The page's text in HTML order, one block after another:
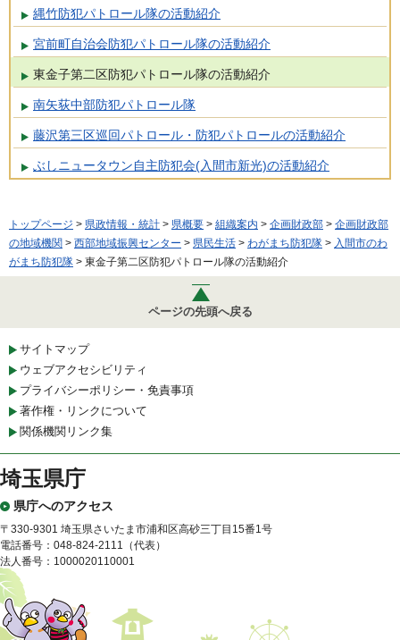
縄竹防犯パトロール隊の活動紹介
宮前町自治会防犯パトロール隊の活動紹介
東金子第二区防犯パトロール隊の活動紹介
南矢荻中部防犯パトロール隊
藤沢第三区巡回パトロール・防犯パトロールの活動紹介
ぶしニュータウン自主防犯会(入間市新光)の活動紹介
トップページ > 県政情報・統計 > 県概要 > 組織案内 > 企画財政部 > 企画財政部
の地域機関 > 西部地域振興センター > 県民生活 > わがまち防犯隊 > 入間市のわ
がまち防犯隊 > 東金子第二区防犯パトロール隊の活動紹介
ページの先頭へ戻る
サイトマップ
ウェブアクセシビリティ
プライバシーポリシー・免責事項
著作権・リンクについて
関係機関リンク集
埼玉県庁
県庁へのアクセス
〒330-9301 埼玉県さいたま市浦和区高砂三丁目15番1号
電話番号：048-824-2111（代表）
法人番号：1000020110001